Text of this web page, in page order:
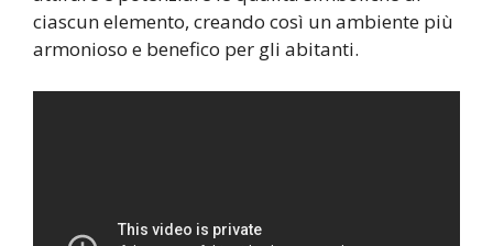
ciascun elemento, creando così un ambiente più
armonioso e benefico per gli abitanti.